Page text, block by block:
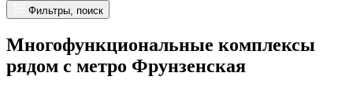
Фильтры, поиск
Многофункциональные комплексы
рядом с метро Фрунзенская